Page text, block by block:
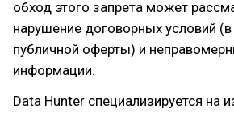
обход этого запрета может
нарушение договорных условий
публичной оферты) и
информации.
Data Hunter специализируется на